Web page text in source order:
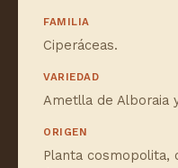
FAMILIA
Ciperáceas.
VARIEDAD
Ametlla de Alboraia
ORIGEN
Planta cosmopolita,